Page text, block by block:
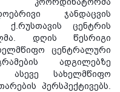
ჯანდაცვის
ქ.რუსთავის ცენტრის
დღის წესრიგი
ცენტრალური
ადგილებზე
ასევე სახელმწიფო
პერსპექტივებს.